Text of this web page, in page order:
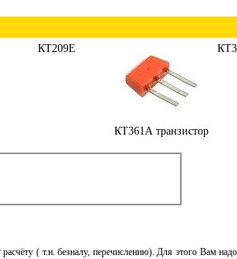
КТ209Е
КТ361А транзистор
( т.н. безналу, перечислению). Для этого Вам